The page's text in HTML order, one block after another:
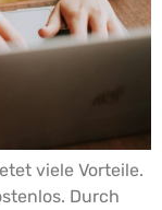
viele Vorteile.
Durch